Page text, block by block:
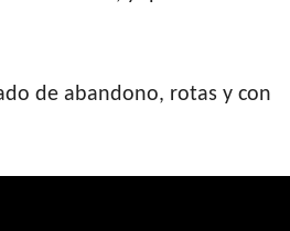
de abandono, rotas y con